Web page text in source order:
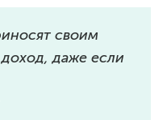
своим
даже если